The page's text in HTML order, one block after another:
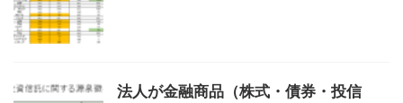
法人が金融商品（株式・債券・投信